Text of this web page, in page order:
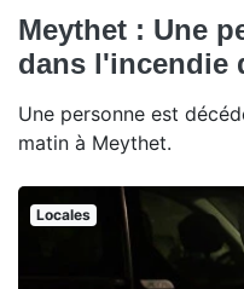
Meythet : Une
dans l'incendie
Une personne est
matin à Meythet.
Locales